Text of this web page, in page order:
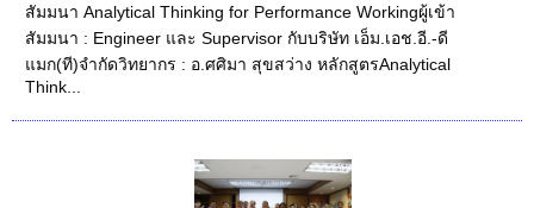
สัมมนา Analytical Thinking for Performance Workingผู้เข้า
สัมมนา : Engineer และ Supervisor กับบริษัท เอ็ม.เอช.อี.-ดี
แมก(ที)จำกัดวิทยากร : อ.ศศิมา สุขสว่าง หลักสูตรAnalytical
Think...